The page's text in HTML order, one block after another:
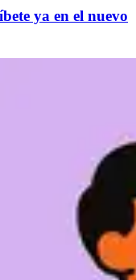
ya en el nuevo